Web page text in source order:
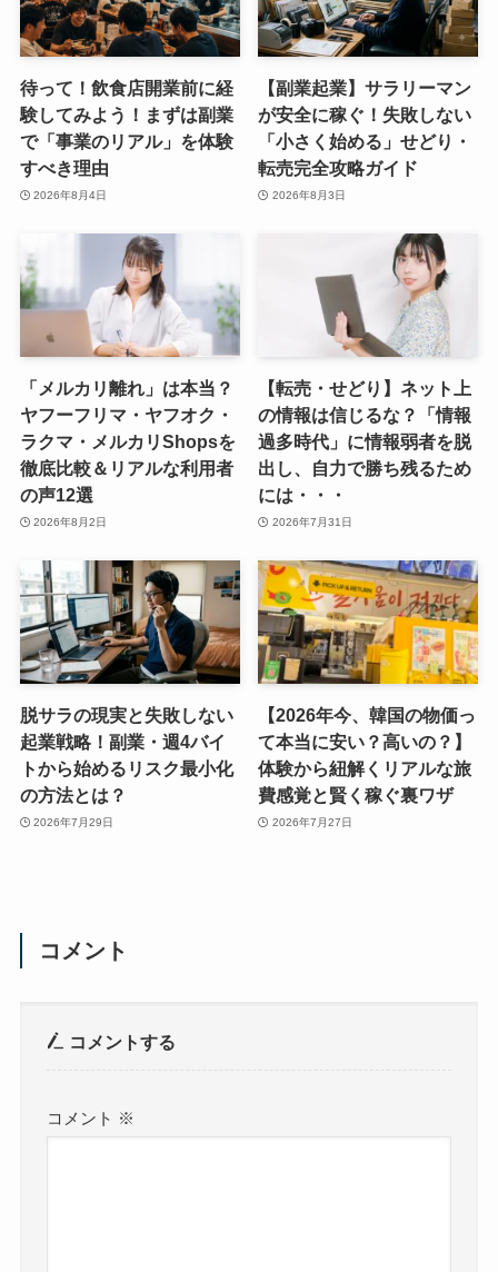
待って！飲食店開業前に経
験してみよう！まずは副業
で「事業のリアル」を体験
すべき理由
2026年8月4日
【副業起業】サラリーマン
が安全に稼ぐ！失敗しない
「小さく始める」せどり・
転売完全攻略ガイド
2026年8月3日
「メルカリ離れ」は本当？
ヤフーフリマ・ヤフオク・
ラクマ・メルカリShopsを
徹底比較＆リアルな利用者
の声12選
2026年8月2日
【転売・せどり】ネット上
の情報は信じるな？「情報
過多時代」に情報弱者を脱
出し、自力で勝ち残るため
には・・・
2026年7月31日
脱サラの現実と失敗しない
起業戦略！副業・週4バイ
トから始めるリスク最小化
の方法とは？
2026年7月29日
【2026年今、韓国の物価っ
て本当に安い？高いの？】
体験から紐解くリアルな旅
費感覚と賢く稼ぐ裏ワザ
2026年7月27日
コメント
コメントする
コメント ※